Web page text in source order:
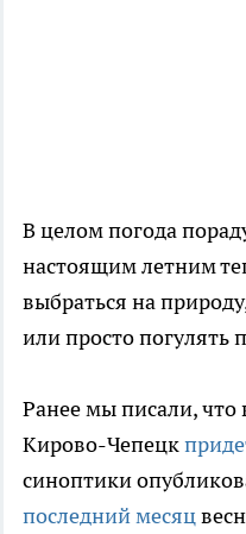
В целом погода
настоящим летним
выбраться на
или просто погулять
Ранее мы писали, что
Кирово-Чепецк
синоптики
последний месяц